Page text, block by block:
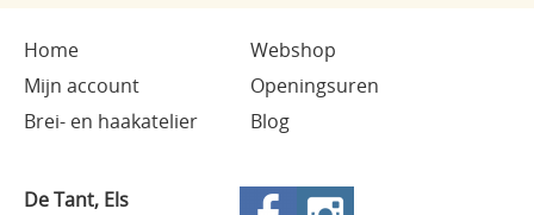
Home
Webshop
Mijn account
Openingsuren
Brei- en haakatelier
Blog
De Tant, Els